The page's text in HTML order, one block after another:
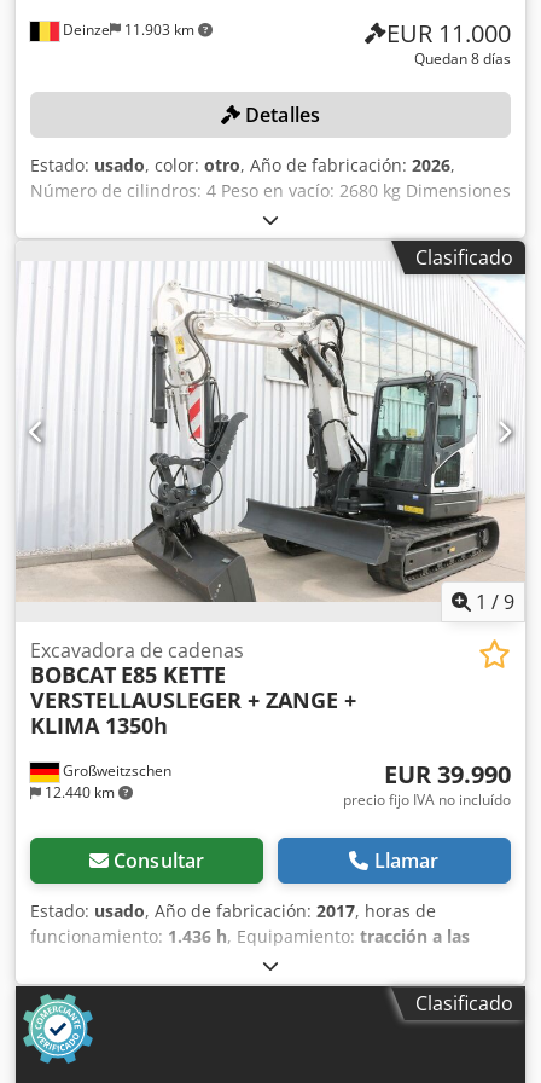
Deinze 11.903 km EUR 11.000
Quedan 8 días
Detalles
Estado: usado, color: otro, Año de fabricación: 2026,
Número de cilindros: 4 Peso en vacío: 2680 kg Dimensiones
(largo x ancho x alto): 337 x 172 x 197 cm Sistema de
cambio rápido: sí Dedpfx Aezrv Uljkijwa Peso propio: 2680
kg Dimensiones de transporte: 3378 x 1727 x 1972 mm
Marca y modelo del motor: Kubota V2403 Potencia: 36,5 kW
/ 48,9 CV Cilindros: 4 Tamaño de los neumáticos: ruedas
delanteras y traseras: 30x10-16 Ancho de la pala: 1730 mm
Equipamiento: sistema de cambio rápido mecánico
Función adicional: Sin certificación ni registro CE Sin
documentación
Clasificado
1 /9
Großweitzschen
12.440 km
Excavadora de cadenas
BOBCAT E85 KETTE
VERSTELLAUSLEGER + ZANGE +
KLIMA 1350h
EUR 39.990
precio fijo IVA no incluído
Consultar Llamar
Estado: usado, Año de fabricación: 2017, horas de
funcionamiento: 1.436 h, Equipamiento: tracción a las
, Ofrecemos una máquina E85 poco común,
no procedente de una empresa de construcción pequeña,
con aire acondicionado. * BRAZO EXTENDIBLE con
PINZA/DEDO * Pala hidráulica para excavación, disponible
como opción, en stock con un precio adicional justo. *
Clasificado